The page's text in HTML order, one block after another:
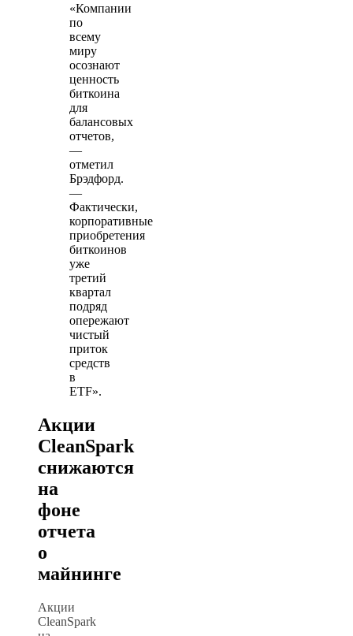
«Компании
по
всему
миру
осознают
ценность
биткоина
для
балансовых
отчетов,
—
отметил
Брэдфорд.
—
Фактически,
корпоративные
приобретения
биткоинов
уже
третий
квартал
подряд
опережают
чистый
приток
средств
в
ETF».
Акции
CleanSpark
снижаются
на
фоне
отчета
о
майнинге
Акции
CleanSpark